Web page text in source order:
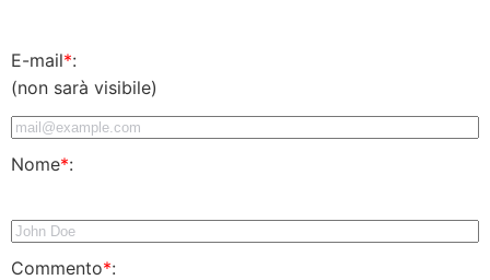
E-mail*:
(non sarà visibile)
Nome*:
Commento*: